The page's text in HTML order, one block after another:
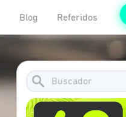
Blog Referidos